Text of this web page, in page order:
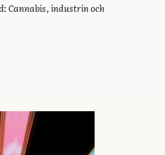
Cannabis, industrin och